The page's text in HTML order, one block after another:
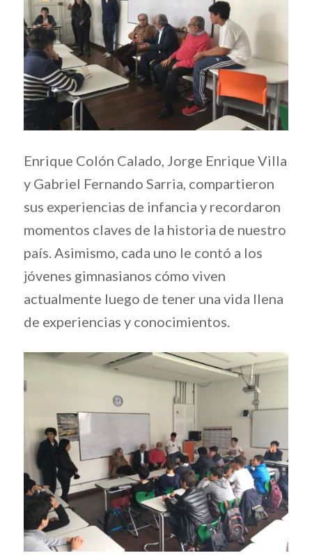
Enrique Colón Calado, Jorge Enrique Villa
y Gabriel Fernando Sarria, compartieron
sus experiencias de infancia y recordaron
momentos claves de la historia de nuestro
país. Asimismo, cada uno le contó a los
jóvenes gimnasianos cómo viven
actualmente luego de tener una vida llena
de experiencias y conocimientos.